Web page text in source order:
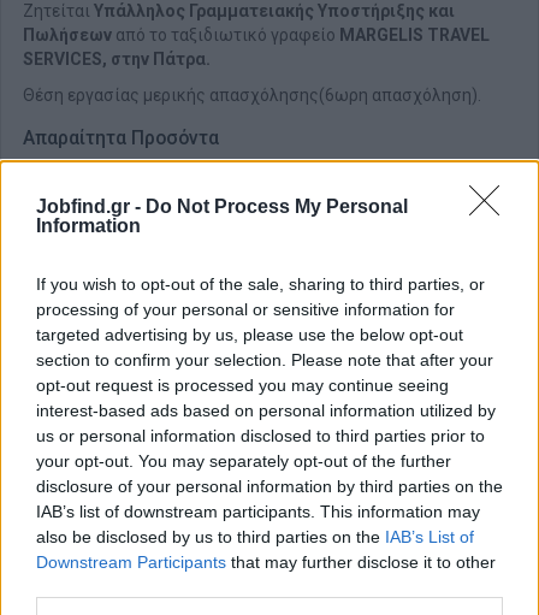
Jobfind.gr - Do Not Process My Personal
Information
If you wish to opt-out of the sale, sharing to third parties, or
processing of your personal or sensitive information for
targeted advertising by us, please use the below opt-out
section to confirm your selection. Please note that after your
opt-out request is processed you may continue seeing
interest-based ads based on personal information utilized by
us or personal information disclosed to third parties prior to
your opt-out. You may separately opt-out of the further
disclosure of your personal information by third parties on the
IAB’s list of downstream participants. This information may
also be disclosed by us to third parties on the IAB’s List of
Downstream Participants that may further disclose it to other
Ζητείται Υπάλληλος Γραμματειακής Υποστήριξης και
Πωλήσεων από το ταξιδιωτικό γραφείο MARGELIS TRAVEL
SERVICES, στην Πάτρα.
Θέση εργασίας μερικής απασχόλησης(6ωρη απασχόληση).
Απαραίτητα Προσόντα
Θέσεις εργασίας